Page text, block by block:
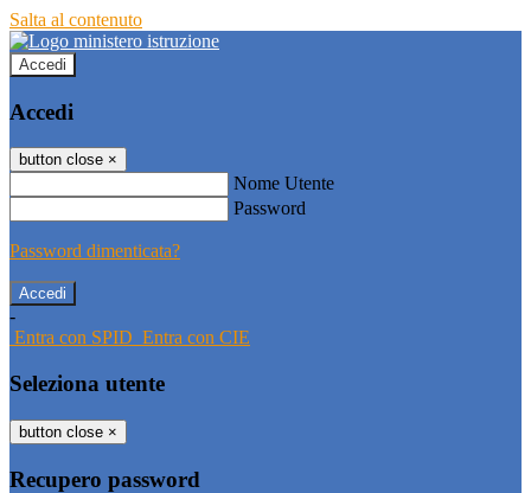
Salta al contenuto
Accedi
Accedi
button close ×
Nome Utente
Password
Password dimenticata?
-
Entra con SPID Entra con CIE
Seleziona utente
button close ×
Recupero password